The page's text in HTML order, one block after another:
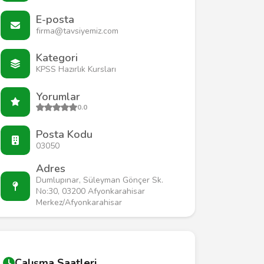
E-posta
firma@tavsiyemiz.com
Kategori
KPSS Hazırlık Kursları
Yorumlar
0.0
Posta Kodu
03050
Adres
Dumlupınar, Süleyman Gönçer Sk.
No:30, 03200 Afyonkarahisar
Merkez/Afyonkarahisar